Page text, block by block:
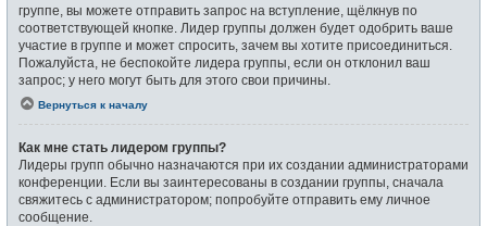
группе, вы можете отправить запрос на вступление, щёлкнув по
соответствующей кнопке. Лидер группы должен будет одобрить ваше
участие в группе и может спросить, зачем вы хотите присоединиться.
Пожалуйста, не беспокойте лидера группы, если он отклонил ваш
запрос; у него могут быть для этого свои причины.
Вернуться к началу
Как мне стать лидером группы?
Лидеры групп обычно назначаются при их создании администраторами
конференции. Если вы заинтересованы в создании группы, сначала
свяжитесь с администратором; попробуйте отправить ему личное
сообщение.